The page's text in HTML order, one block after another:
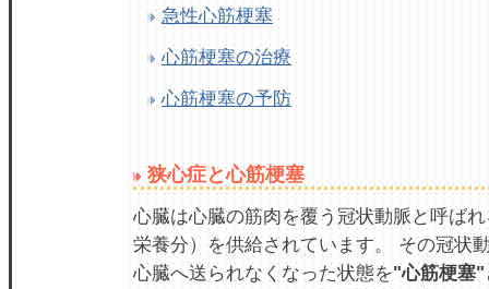
急性心筋梗塞
心筋梗塞の治療
心筋梗塞の予防
狭心症と心筋梗塞
心臓は心臓の筋肉を覆う冠状動脈と呼ば
栄養分）を供給されています。 その冠状
心臓へ送られなくなった状態を"心筋梗塞"